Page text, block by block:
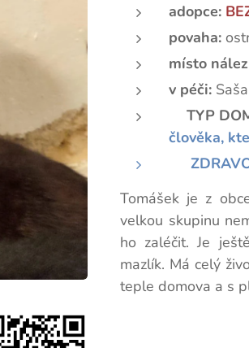
adopce:
povaha:
místo
v péči:
TYP
člověka,
📃
Tomášek je z
velkou skupinu
ho zaléčit. Je
mazlík. Má celý
teple domova a s